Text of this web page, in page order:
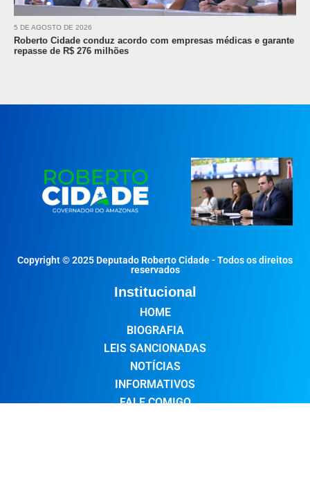
Roberto Cidade conduz acordo com empresas médicas e garante
repasse de R$ 276 milhões
5 DE AGOSTO DE 2026
Copyright © 2025 Deputado Roberto Cidade - Todos os direitos
reservados
Institucional
HOME
BIOGRAFIA
LEIS SANCIONADAS
NOTÍCIAS
INFORMATIVOS
FALE COMIGO